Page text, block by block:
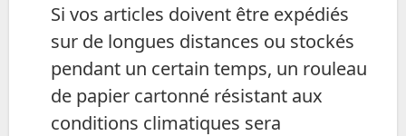
Si vos articles doivent être expédiés
sur de longues distances ou stockés
pendant un certain temps, un rouleau
de papier cartonné résistant aux
conditions climatiques sera